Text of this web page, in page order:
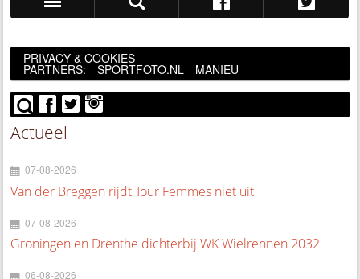
PRIVACY & COOKIES
PARTNERS: SPORTFOTO.NL MANIEU
Actueel
07-08-2026
Van der Breggen rijdt Tour Femmes niet uit
07-08-2026
Groningen en Drenthe dichterbij WK Wielrennen 2032
06-08-2026